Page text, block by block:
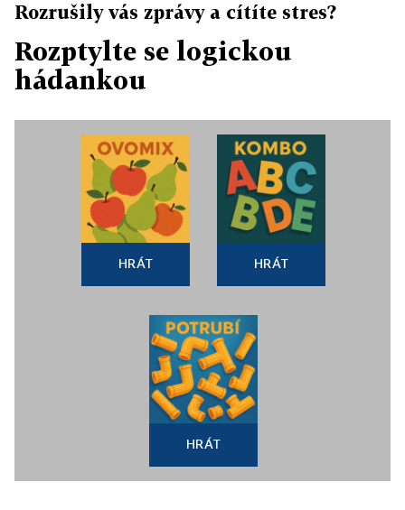
Rozrušily vás zprávy a cítíte stres?
Rozptylte se logickou
hádankou
HRÁT HRÁT
HRÁT